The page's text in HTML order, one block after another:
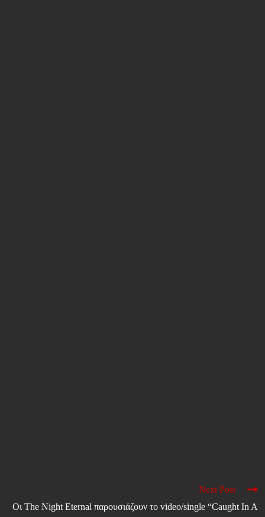
Next Post
Οι The Night Eternal παρουσιάζουν το video/single “Caught In A